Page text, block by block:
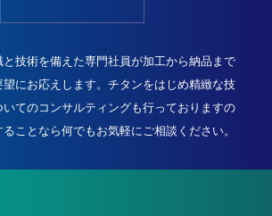
技術を備えた専門社員が加工から納品まで
にお応えします。チタンをはじめ精緻な技
てのコンサルティングも行っておりますの
ことなら何でもお気軽にご相談ください。